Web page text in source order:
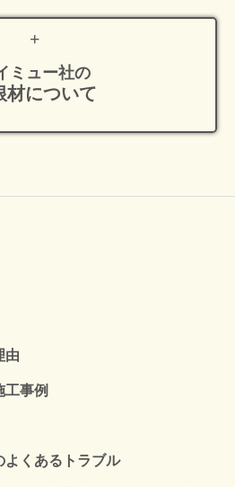
ミュー社の
材について
由
工事例
よくある トラブル